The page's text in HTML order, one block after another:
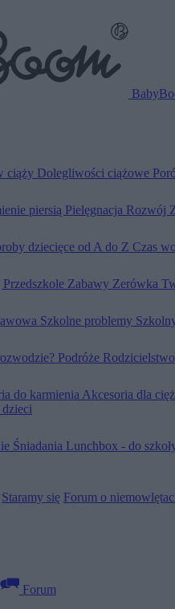
ciąży Dolegliwości ciążowe
piersią Pielęgnacja Rozwój
dziecięce od A do Z Czas
Przedszkole Zabawy Zerówka
Szkolne problemy
Podróże Rodzicielstwo
do karmienia Akcesoria dla
Śniadania Lunchbox - do
Staramy się Forum o
Forum